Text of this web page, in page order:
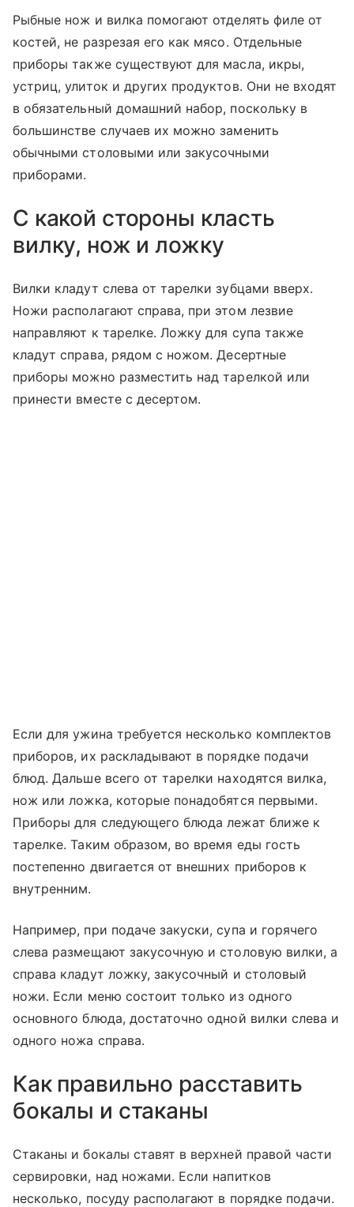
Рыбные нож и вилка помогают отделять филе от
костей, не разрезая его как мясо. Отдельные
приборы также существуют для масла, икры,
устриц, улиток и других продуктов. Они не входят
в обязательный домашний набор, поскольку в
большинстве случаев их можно заменить
обычными столовыми или закусочными
приборами.
С какой стороны класть
вилку, нож и ложку
Вилки кладут слева от тарелки зубцами вверх.
Ножи располагают справа, при этом лезвие
направляют к тарелке. Ложку для супа также
кладут справа, рядом с ножом. Десертные
приборы можно разместить над тарелкой или
принести вместе с десертом.
Если для ужина требуется несколько комплектов
приборов, их раскладывают в порядке подачи
блюд. Дальше всего от тарелки находятся вилка,
нож или ложка, которые понадобятся первыми.
Приборы для следующего блюда лежат ближе к
тарелке. Таким образом, во время еды гость
постепенно двигается от внешних приборов к
внутренним.
Например, при подаче закуски, супа и горячего
слева размещают закусочную и столовую вилки, а
справа кладут ложку, закусочный и столовый
ножи. Если меню состоит только из одного
основного блюда, достаточно одной вилки слева и
одного ножа справа.
Как правильно расставить
бокалы и стаканы
Стаканы и бокалы ставят в верхней правой части
сервировки, над ножами. Если напитков
несколько, посуду располагают в порядке подачи.